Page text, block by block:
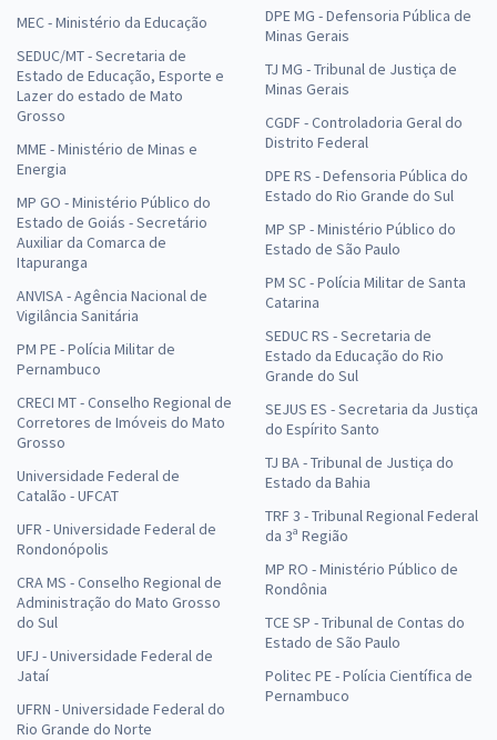
MEC - Ministério da Educação
SEDUC/MT - Secretaria de
Estado de Educação, Esporte e
Lazer do estado de Mato
Grosso
MME - Ministério de Minas e
Energia
MP GO - Ministério Público do
Estado de Goiás - Secretário
Auxiliar da Comarca de
Itapuranga
ANVISA - Agência Nacional de
Vigilância Sanitária
PM PE - Polícia Militar de
Pernambuco
CRECI MT - Conselho Regional de
Corretores de Imóveis do Mato
Grosso
Universidade Federal de
Catalão - UFCAT
UFR - Universidade Federal de
Rondonópolis
CRA MS - Conselho Regional de
Administração do Mato Grosso
do Sul
UFJ - Universidade Federal de
Jataí
UFRN - Universidade Federal do
Rio Grande do Norte
DPE MG - Defensoria Pública de
Minas Gerais
TJ MG - Tribunal de Justiça de
Minas Gerais
CGDF - Controladoria Geral do
Distrito Federal
DPE RS - Defensoria Pública do
Estado do Rio Grande do Sul
MP SP - Ministério Público do
Estado de São Paulo
PM SC - Polícia Militar de Santa
Catarina
SEDUC RS - Secretaria de
Estado da Educação do Rio
Grande do Sul
SEJUS ES - Secretaria da Justiça
do Espírito Santo
TJ BA - Tribunal de Justiça do
Estado da Bahia
TRF 3 - Tribunal Regional Federal
da 3ª Região
MP RO - Ministério Público de
Rondônia
TCE SP - Tribunal de Contas do
Estado de São Paulo
Politec PE - Polícia Científica de
Pernambuco